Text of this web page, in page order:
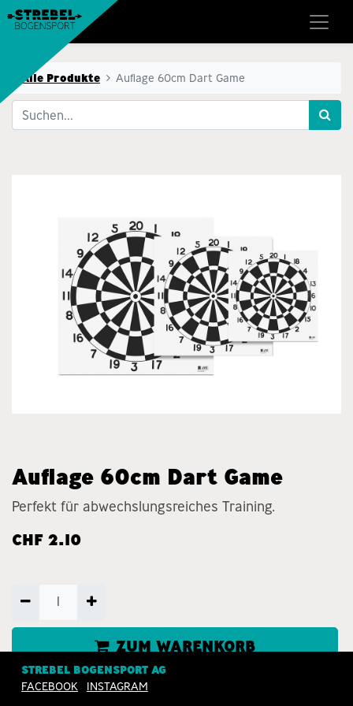
Alle Produkte Auflage 60cm Dart Game
Auflage 60cm Dart Game
Perfekt für abwechslungsreiches Training.
CHF 2.10
ZUM WARENKORB
HINZUFÜGEN
STREBEL BOGENSPORT AG
FACEBOOK
INSTAGRAM